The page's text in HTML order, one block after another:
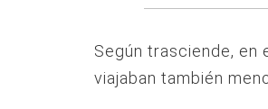
Según trasciende, en
viajaban también